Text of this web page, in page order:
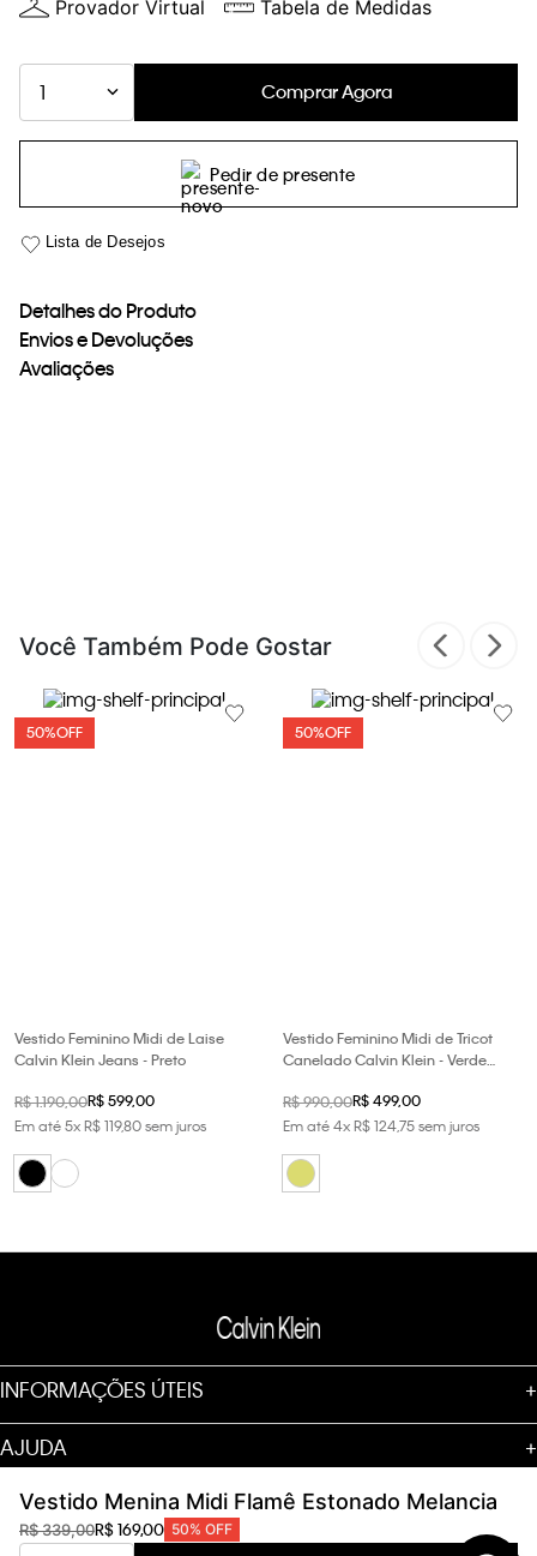
Provador Virtual Tabela de Medidas
1 Comprar Agora
Pedir de presente
Detalhes do Produto
Envios e Devoluções
Avaliações
Vestido Menina Midi Flamê Estonado Melancia
R$339,00R$169,00 50% OFF
Você Também Pode Gostar
50%OFF
Vestido Feminino Midi de Laise
Calvin Klein Jeans - Preto
R$1.190,00R$599,00
Em até5xR$119,80sem juros
50%OFF
Vestido Feminino Midi de Tricot
Canelado Calvin Klein - Verde
R$990,00R$499,00
Em até4xR$12475sem juros
INFORMAÇÕES ÚTEIS +
AJUDA +
SOBRE